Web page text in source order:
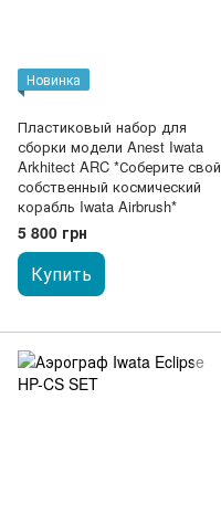
Новинка
Пластиковый набор для
сборки модели Anest Iwata
Arkhitect ARC *Соберите свой
собственный космический
корабль Iwata Airbrush*
5 800 грн
Купить